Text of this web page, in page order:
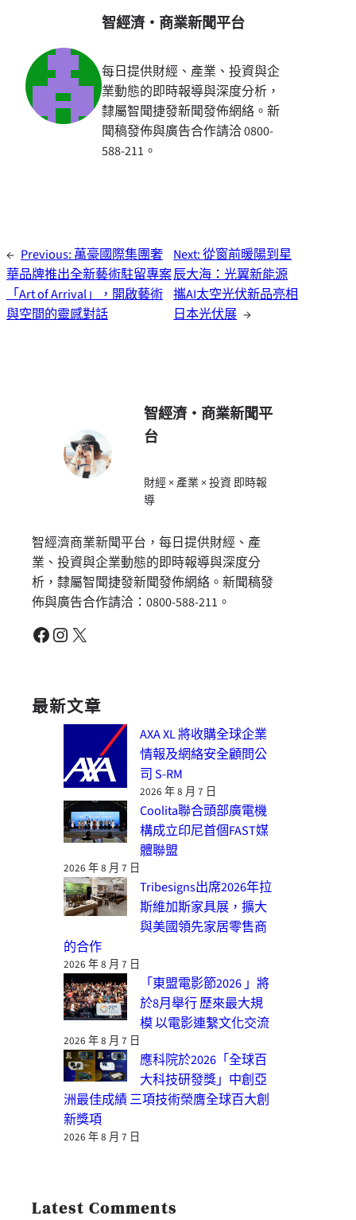
智經濟・商業新聞平台
每日提供財經、產業、投資與企
業動態的即時報導與深度分析，
隸屬智聞捷發新聞發佈網絡。新
聞稿發佈與廣告合作請洽 0800-
588-211。
← Previous: 萬豪國際集團奢
華品牌推出全新藝術駐留專案
「Art of Arrival」，開啟藝術
與空間的靈感對話
Next:從窗前暖陽到星
辰大海：光翼新能源
攜AI太空光伏新品亮相
日本光伏展 →
智經濟・商業新聞平
台
財經 × 產業 × 投資 即時報
導
智經濟商業新聞平台，每日提供財經、產
業、投資與企業動態的即時報導與深度分
析，隸屬智聞捷發新聞發佈網絡。新聞稿發
佈與廣告合作請洽：0800-588-211。
Facebook Instagram X
最新文章
AXA XL 將收購全球企業
情報及網絡安全顧問公
司 S-RM
2026 年 8 月 7 日
Coolita聯合頭部廣電機
構成立印尼首個FAST媒
體聯盟
2026 年 8 月 7 日
Tribesigns出席2026年拉
斯維加斯家具展，擴大
與美國領先家居零售商
的合作
2026 年 8 月 7 日
「東盟電影節2026 」將
於8月舉行 歷來最大規
模 以電影連繫文化交流
2026 年 8 月 7 日
應科院於2026「全球百
大科技研發獎」中創亞
洲最佳成績 三項技術榮膺全球百大創
新獎項
2026 年 8 月 7 日
Latest Comments